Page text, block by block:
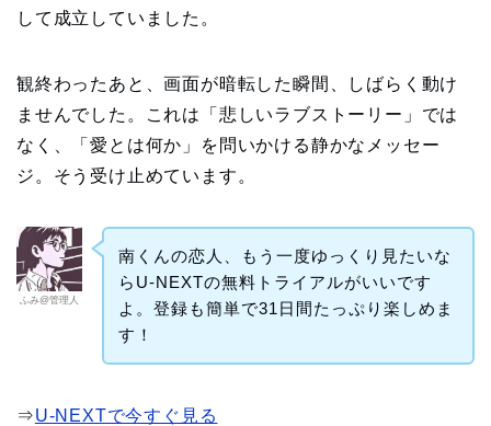
して成立していました。
観終わったあと、画面が暗転した瞬間、しばらく動け
ませんでした。これは「悲しいラブストーリー」では
なく、「愛とは何か」を問いかける静かなメッセー
ジ。そう受け止めています。
ふみ@管理人
南くんの恋人、もう一度ゆっくり見たいな
らU-NEXTの無料トライアルがいいです
よ。登録も簡単で31日間たっぷり楽しめま
す！
⇒U-NEXTで今すぐ見る